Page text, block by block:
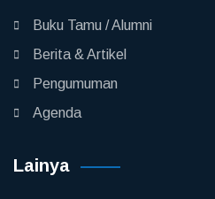
Buku Tamu / Alumni
Berita & Artikel
Pengumuman
Agenda
Lainya